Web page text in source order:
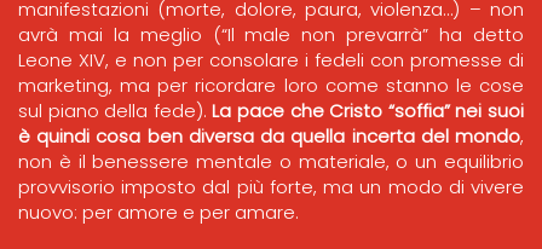
manifestazioni (morte, dolore, paura, violenza…) – non
avrà mai la meglio (“Il male non prevarrà” ha detto
Leone XIV, e non per consolare i fedeli con promesse di
marketing, ma per ricordare loro come stanno le cose
sul piano della fede).La pace che Cristo “soffia” nei suoi
è quindi cosa ben diversa da quella incerta del mondo,
non è il benessere mentale o materiale, o un equilibrio
provvisorio imposto dal più forte, ma un modo di vivere
nuovo: per amore e per amare.